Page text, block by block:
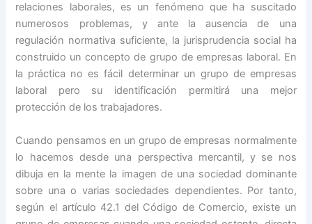
relaciones laborales, es un fenómeno que ha suscitado
numerosos problemas, y ante la ausencia de una
regulación normativa suficiente, la jurisprudencia social ha
construido un concepto de grupo de empresas laboral. En
la práctica no es fácil determinar un grupo de empresas
laboral pero su identificación permitirá una mejor
protección de los trabajadores.
Cuando pensamos en un grupo de empresas normalmente
lo hacemos desde una perspectiva mercantil, y se nos
dibuja en la mente la imagen de una sociedad dominante
sobre una o varias sociedades dependientes. Por tanto,
según el artículo 42.1 del Código de Comercio, existe un